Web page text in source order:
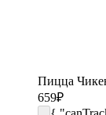
Пицца
659₽